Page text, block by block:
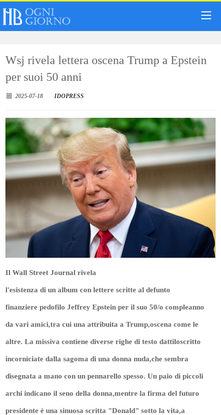
Wsj rivela lettera oscena Trump a Epstein
per suoi 50 anni
2025-07-18 IDOPRESS
Il Wall Street Journal rivela
l'esistenza di un album con lettere scritte al defunto
finanziere pedofilo Jeffrey Epstein per il suo 50/o compleanno
da vari amici,tra cui una attribuita a Trump,oscena come le
altre. La missiva contiene diverse righe di testo dattiloscritto
incorniciate dalla sagoma di una donna nuda,che sembra
disegnata a mano con un pennarello spesso. Un paio di piccoli
archi indicano il seno della donna,mentre la firma del futuro
presidente è una sinuosa scritta "Donald" sotto la vita,a